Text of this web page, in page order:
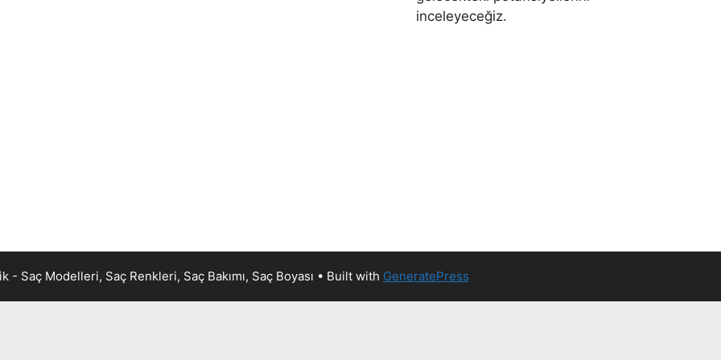
inceleyeceğiz.
- Saç Modelleri, Saç Renkleri, Saç Bakımı, Saç Boyası • Built with GeneratePress